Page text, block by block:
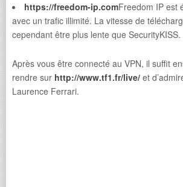
https://freedom-ip.comFreedom IP est
avec un trafic illimité. La vitesse de
cependant être plus lente que SecurityKISS.
Après vous être connecté au VPN, il suffit
rendre sur http://www.tf1.fr/live/ et
Laurence Ferrari.